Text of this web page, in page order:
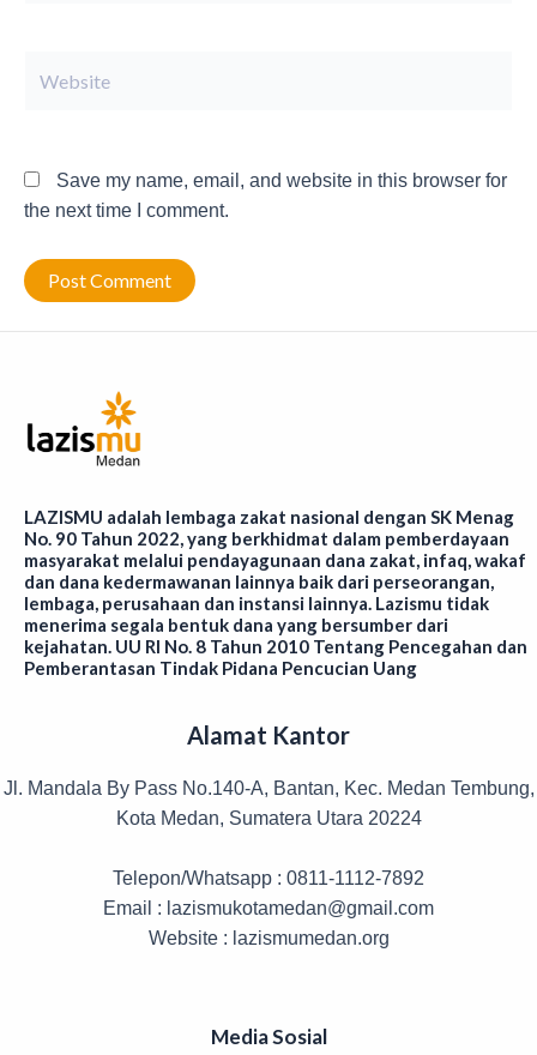
Save my name, email, and website in this browser for
the next time I comment.
LAZISMU adalah lembaga zakat nasional dengan SK Menag
No. 90 Tahun 2022, yang berkhidmat dalam pemberdayaan
masyarakat melalui pendayagunaan dana zakat, infaq, wakaf
dan dana kedermawanan lainnya baik dari perseorangan,
lembaga, perusahaan dan instansi lainnya. Lazismu tidak
menerima segala bentuk dana yang bersumber dari
kejahatan. UU RI No. 8 Tahun 2010 Tentang Pencegahan dan
Pemberantasan Tindak Pidana Pencucian Uang
Alamat Kantor
Jl. Mandala By Pass No.140-A, Bantan, Kec. Medan Tembung,
Kota Medan, Sumatera Utara 20224
Telepon/Whatsapp : 0811-1112-7892
Email : lazismukotamedan@gmail.com
Website : lazismumedan.org
Media Sosial